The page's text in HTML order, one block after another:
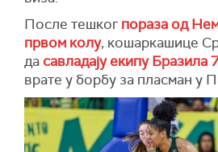
После тешког пораза од
првом колу, кошаркашице
да савладају екипу Бразила
врате у борбу за пласман у